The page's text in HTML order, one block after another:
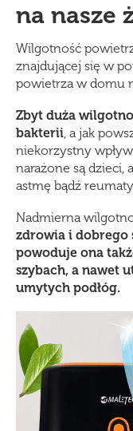
na nasze
Wilgotność
znajdującej się w
powietrza w domu
Zbyt duża
bakterii, a jak
niekorzystny
narażone są dzieci,
astmę bądź
Nadmierna
zdrowia i dobrego
powoduje ona
szybach, a nawet
umytych podłóg.